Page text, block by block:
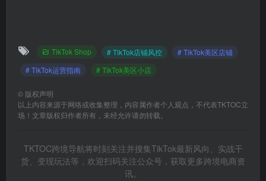
TikTok Shop # TikTok店铺风控
# TikTok美区店铺
# TikTok运营指南
# TikTok美区小店
© 版权声明
以上内容来源于网络或收集整理，内容属作者个人观点，不代表TKTOC立
场！文章版权归作者所有，未经允许请勿转载。
TKTOC跨境导航将时刻关注并搜集TikTok最新风向、实战干
货、变现玩法等，欢迎扫码关注公众号，获取更多跨境电商资
讯。